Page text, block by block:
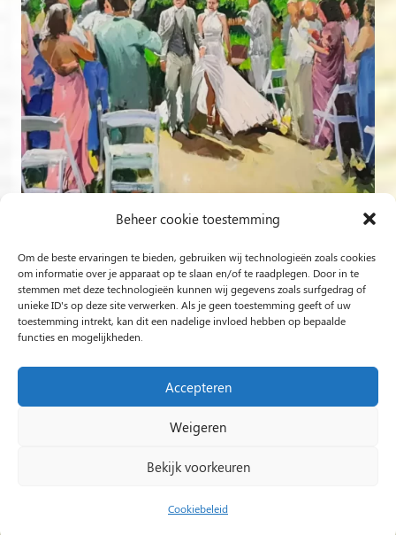
Beheer cookie toestemming
Om de beste ervaringen te bieden, gebruiken wij technologieën zoals cookies
om informatie over je apparaat op te slaan en/of te raadplegen. Door in te
stemmen met deze technologieën kunnen wij gegevens zoals surfgedrag of
unieke ID's op deze site verwerken. Als je geen toestemming geeft of uw
toestemming intrekt, kan dit een nadelige invloed hebben op bepaalde
functies en mogelijkheden.
Accepteren
Weigeren
Bekijk voorkeuren
Cookiebeleid
Volg op Instagram
Rob Jacobs uit ’s-Hertogenbosch is een ‘Plein Air’- en
‘Live Event Painter’, schilderend bewogen door Licht en
Liefde.
2024 Rob Jacobs LIVE EVENT PAINTING / Hosted By
Impact Presentations
Live painting bruiloft